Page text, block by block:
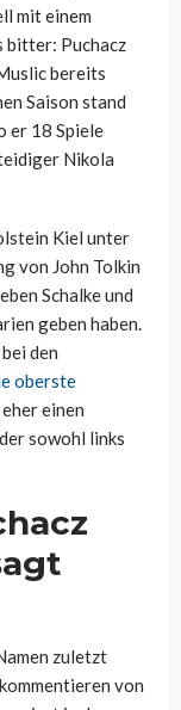
mit einem
bitter: Puchacz
bereits
Saison stand
er 18 Spiele
Nikola
Kiel unter
von John Tolkin
Schalke und
geben haben.
den
oberste
einen
sowohl links
zuletzt
von